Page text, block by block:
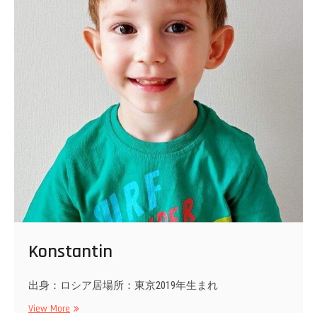
Konstantin
出身：ロシア居場所：東京2019年生まれ
View More Konstantin